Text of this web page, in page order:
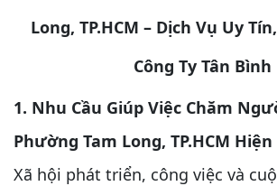
Long, TP.HCM – Dịch Vụ Uy
Công Ty Tân Bình
1. Nhu Cầu Giúp Việc Chăm
Phường Tam Long, TP.HCM
Xã hội phát triển, công việc và